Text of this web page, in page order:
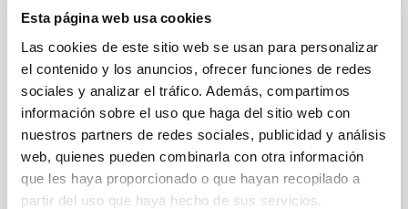
Esta página web usa cookies
Las cookies de este sitio web se usan para personalizar
el contenido y los anuncios, ofrecer funciones de redes
sociales y analizar el tráfico. Además, compartimos
información sobre el uso que haga del sitio web con
nuestros partners de redes sociales, publicidad y análisis
web, quienes pueden combinarla con otra información
que les haya proporcionado o que hayan recopilado a
partir del uso que haya hecho de sus servicios.
PERMANENT (OPEN TO PUBLIC)
UN CONTRATO - TÉCNICO/A DE TALLER -
ESPECIALIDAD MECÁNICA- FIJO
LABORAL - PS-2026-032
Se convoca proceso selectivo para el ingreso, como
personal laboral fijo, de un puesto de trabajo con la
categoría profesional de Técnico/a de Taller, acogido
al Convenio y que tendrá, entre otras